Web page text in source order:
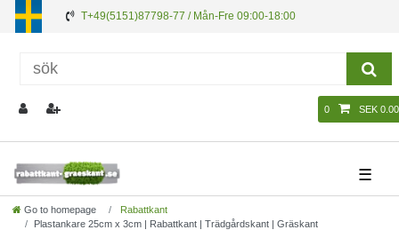
T+49(5151)87798-77 / Mån-Fre 09:00-18:00
0 SEK 0.00
☰
Go to homepage
Rabattkant
Plastankare 25cm x 3cm | Rabattkant | Trädgårdskant | Gräskant